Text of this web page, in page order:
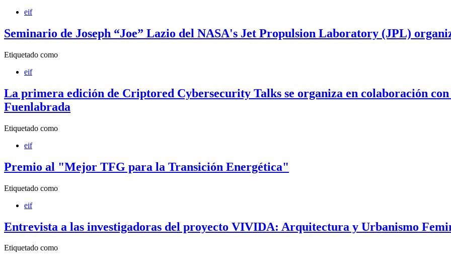
eif
Seminario de Joseph “Joe” Lazio del NASA's Jet Propulsion Laboratory (JPL)
Etiquetado como
eif
La primera edición de Criptored Cybersecurity Talks se organiza en colaboración
Fuenlabrada
Etiquetado como
eif
Premio al "Mejor TFG para la Transición Energética"
Etiquetado como
eif
Entrevista a las investigadoras del proyecto VIVIDA: Arquitectura y Urbanismo
Etiquetado como